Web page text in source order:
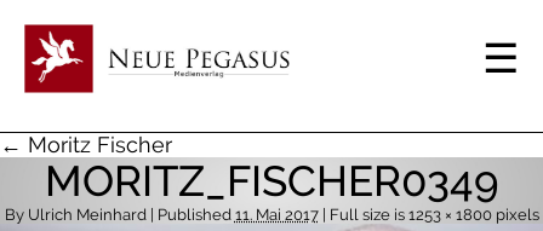
← Moritz Fischer
MORITZ_FISCHER0349
By Ulrich Meinhard| Published 11. Mai 2017| Full size is 1253 × 1800pixels